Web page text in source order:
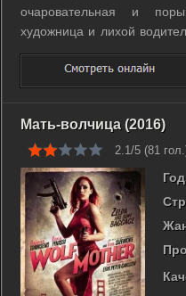
очаровательная и
художница и лихой
жизнь, Ричарда
его семилетний сын
пока виртуальный роман с
Мать-волчица (2016)
2.1/5 (81